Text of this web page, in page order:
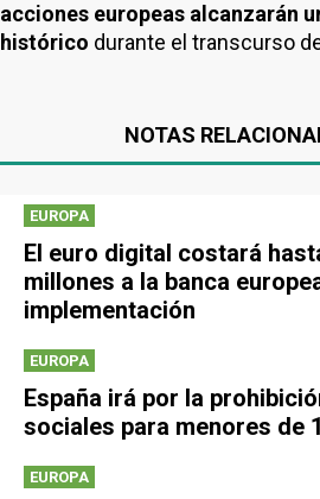
acciones europeas alcanzarán
histórico durante el transcurso
NOTAS
EUROPA
El euro digital costará
millones a la banca
implementación
EUROPA
España irá por la
sociales para menores de
EUROPA